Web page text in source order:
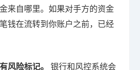
来自哪里。如果对手方的资金
钱在流转到你账户之前，已经
风险标记。 银行和风控系统会